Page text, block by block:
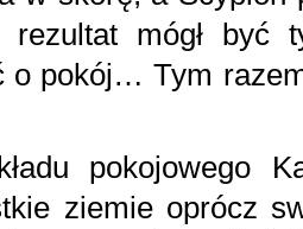
mógł być
o pokój… Tym
pokojowego
ziemie oprócz